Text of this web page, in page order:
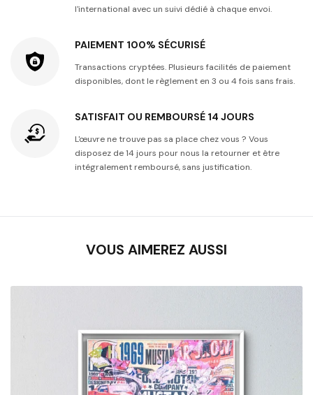
l'international avec un suivi dédié à chaque envoi.
PAIEMENT 100% SÉCURISÉ
Transactions cryptées. Plusieurs facilités de paiement
disponibles, dont le règlement en 3 ou 4 fois sans frais.
SATISFAIT OU REMBOURSÉ 14 JOURS
L'œuvre ne trouve pas sa place chez vous ? Vous
disposez de 14 jours pour nous la retourner et être
intégralement remboursé, sans justification.
VOUS AIMEREZ AUSSI